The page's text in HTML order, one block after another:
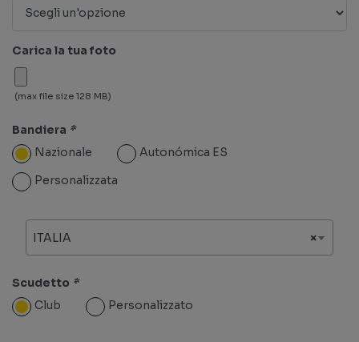
Carica la tua foto
(max file size 128 MB)
Bandiera *
Nazionale
Autonómica ES
Personalizzata
×
ITALIA
Scudetto *
Club
Personalizzato